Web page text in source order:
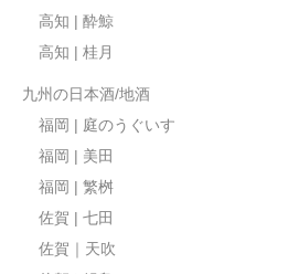
高知 | 酔鯨
高知 | 桂月
九州の日本酒/地酒
福岡 | 庭のうぐいす
福岡 | 美田
福岡 | 繁桝
佐賀 | 七田
佐賀｜天吹